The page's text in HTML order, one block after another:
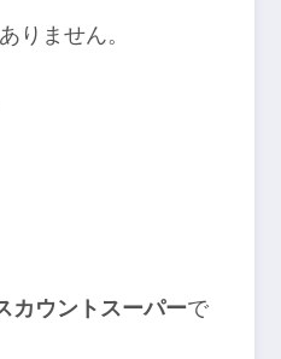
ません。
カウントスーパーで